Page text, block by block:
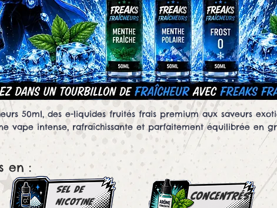
50ml, des e-liquides fruités frais premium aux saveurs
vape intense, rafraîchissante et parfaitement équilibrée en
en :
concentrés
SEL DE
NICOTINE